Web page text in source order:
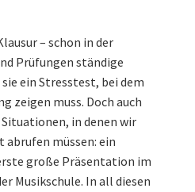
– schon in der
Prüfungen ständige
ein Stresstest, bei dem
zeigen muss. Doch auch
in denen wir
abrufen müssen: ein
große Präsentation im
Musikschule. In all diesen